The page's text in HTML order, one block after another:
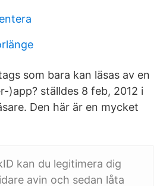
som bara kan läsas av en
)app? ställdes 8 feb, 2012 i
Den här är en mycket
kan du legitimera dig
avin och sedan låta